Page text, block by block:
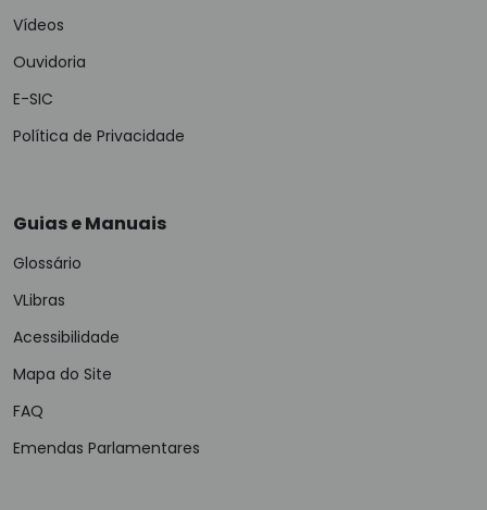
Vídeos
Ouvidoria
E-SIC
Política de Privacidade
Guias e Manuais
Glossário
VLibras
Acessibilidade
Mapa do Site
FAQ
Emendas Parlamentares